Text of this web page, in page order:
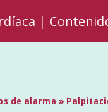
|
de alarma »